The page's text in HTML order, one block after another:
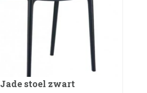
Jade stoel zwart